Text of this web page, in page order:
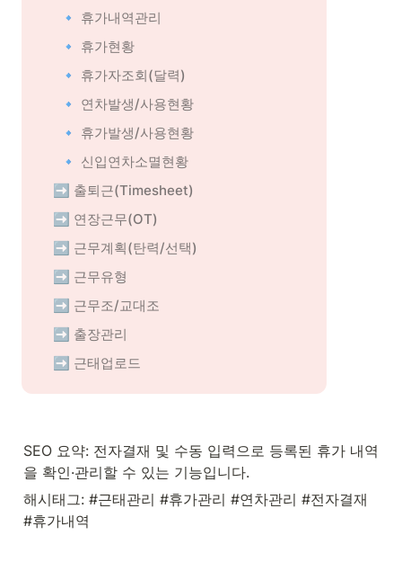
🔹 휴가내역관리
🔹 휴가현황
🔹 휴가자조회(달력)
🔹 연차발생/사용현황
🔹 휴가발생/사용현황
🔹 신입연차소멸현황
➡️ 출퇴근(Timesheet)
➡️ 연장근무(OT)
➡️ 근무계획(탄력/선택)
➡️ 근무유형
➡️ 근무조/교대조
➡️ 출장관리
➡️ 근태업로드
SEO 요약: 전자결재 및 수동 입력으로 등록된 휴가 내역
을 확인·관리할 수 있는 기능입니다.
해시태그: #근태관리 #휴가관리 #연차관리 #전자결재
#휴가내역